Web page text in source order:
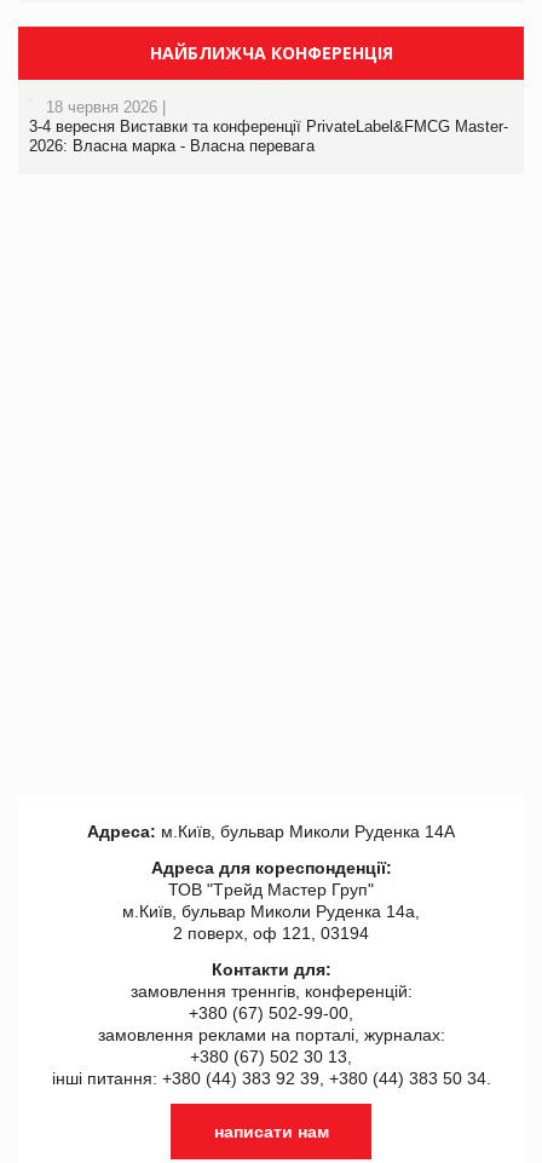
НАЙБЛИЖЧА КОНФЕРЕНЦІЯ
18 червня 2026 |
3-4 вересня Виставки та конференції PrivateLabel&FMCG Master-
2026: Власна марка - Власна перевага
Адреса: м.Київ, бульвар Миколи Руденка 14А
Адреса для кореспонденції:
ТОВ "Tрейд Мастер Груп"
м.Київ, бульвар Миколи Руденка 14а,
2 поверх, оф 121, 03194
Контакти для:
замовлення треннгів, конференцій:
+380 (67) 502-99-00,
замовлення реклами на порталі, журналах:
+380 (67) 502 30 13,
інші питання: +380 (44) 383 92 39, +380 (44) 383 50 34.
написати нам